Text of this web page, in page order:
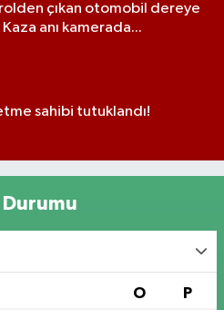
çıkan otomobil dereye
anı kamerada...
sahibi tutuklandı!
Durumu
O P